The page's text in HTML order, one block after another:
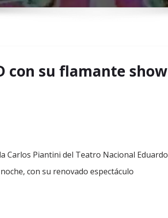
r
u
con su flamante show
Carlos Piantini del Teatro Nacional Eduardo
con su renovado espectáculo